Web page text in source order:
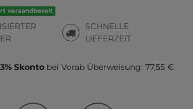
versandbereit
SCHNELLE
LIEFERZEIT
3% Skonto bei Vorab Überweisung: 77,55 €